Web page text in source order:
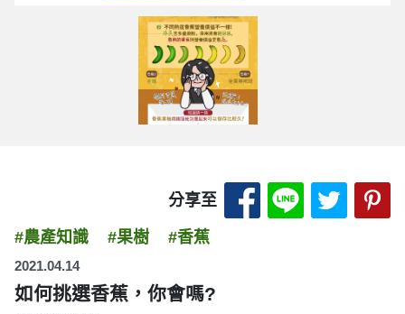
分享至 分享至 Facebook-
分享至分享
#農產知識 #果樹 #香蕉
2021.04.14
如何挑選香蕉，你會嗎?